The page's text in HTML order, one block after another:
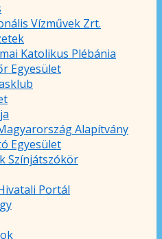
Vízművek Zrt.
Katolikus Plébánia
Egyesület
Alapítvány
Egyesület
Színjátszókör
Portál